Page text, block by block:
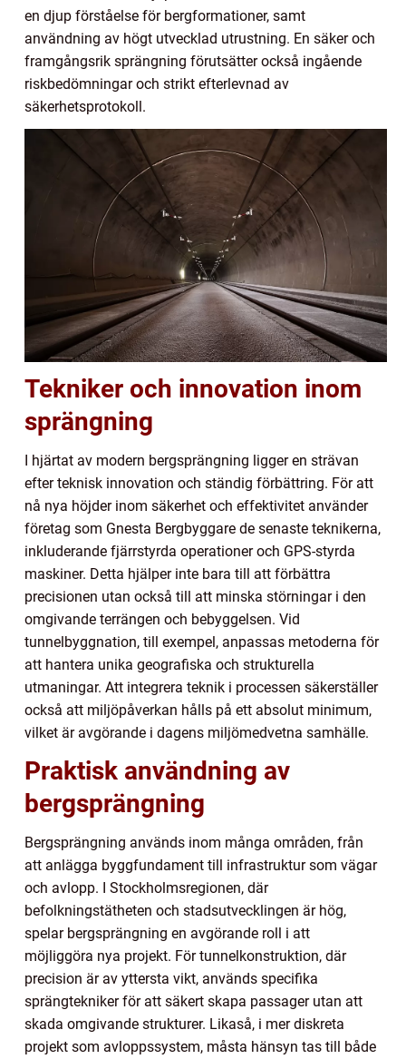
en djup förståelse för bergformationer, samt
användning av högt utvecklad utrustning. En säker och
framgångsrik sprängning förutsätter också ingående
riskbedömningar och strikt efterlevnad av
säkerhetsprotokoll.
Tekniker och innovation inom
sprängning
I hjärtat av modern bergsprängning ligger en strävan
efter teknisk innovation och ständig förbättring. För att
nå nya höjder inom säkerhet och effektivitet använder
företag som Gnesta Bergbyggare de senaste teknikerna,
inkluderande fjärrstyrda operationer och GPS-styrda
maskiner. Detta hjälper inte bara till att förbättra
precisionen utan också till att minska störningar i den
omgivande terrängen och bebyggelsen. Vid
tunnelbyggnation, till exempel, anpassas metoderna för
att hantera unika geografiska och strukturella
utmaningar. Att integrera teknik i processen säkerställer
också att miljöpåverkan hålls på ett absolut minimum,
vilket är avgörande i dagens miljömedvetna samhälle.
Praktisk användning av
bergsprängning
Bergsprängning används inom många områden, från
att anlägga byggfundament till infrastruktur som vägar
och avlopp. I Stockholmsregionen, där
befolkningstätheten och stadsutvecklingen är hög,
spelar bergsprängning en avgörande roll i att
möjliggöra nya projekt. För tunnelkonstruktion, där
precision är av yttersta vikt, används specifika
sprängtekniker för att säkert skapa passager utan att
skada omgivande strukturer. Likaså, i mer diskreta
projekt som avloppssystem, måsta hänsyn tas till både